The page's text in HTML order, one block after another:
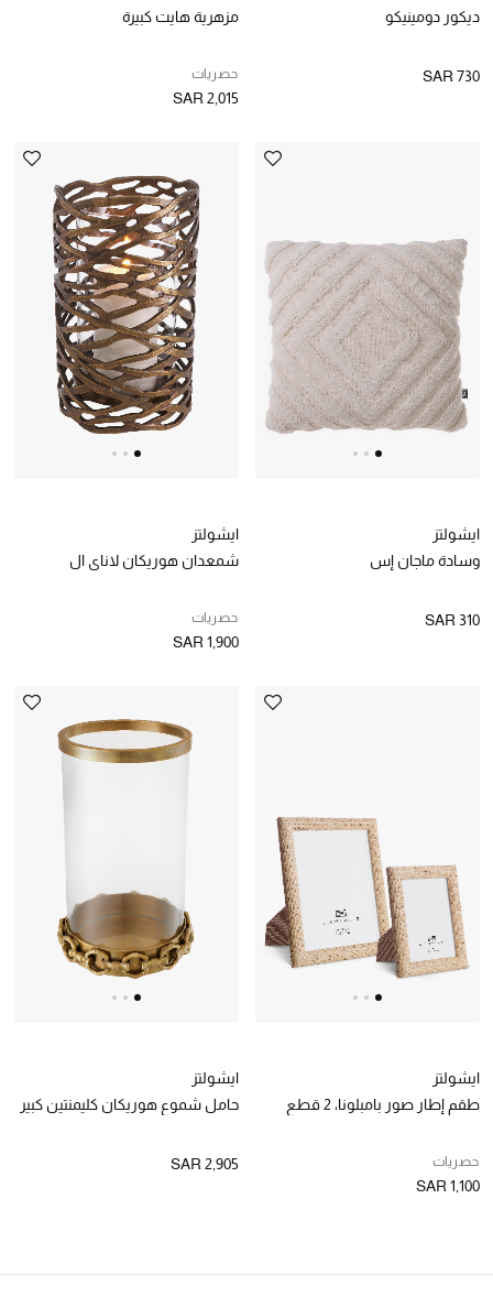
ديكور دومينيكو
SAR 730
مزهرية هايت كبيرة
حصريات
SAR 2,015
ايشولتز
وسادة ماجان إس
SAR 310
ايشولتز
شمعدان هوريكان لاناي ال
حصريات
SAR 1,900
ايشولتز
طقم إطار صور بامبلونا، 2 قطع
حصريات
SAR 1,100
ايشولتز
حامل شموع هوريكان كليمنتين كبير
SAR 2,905